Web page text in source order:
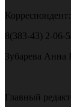
Корреспондент:
8(383-43) 2-06-
Зубарева Анна
Главный